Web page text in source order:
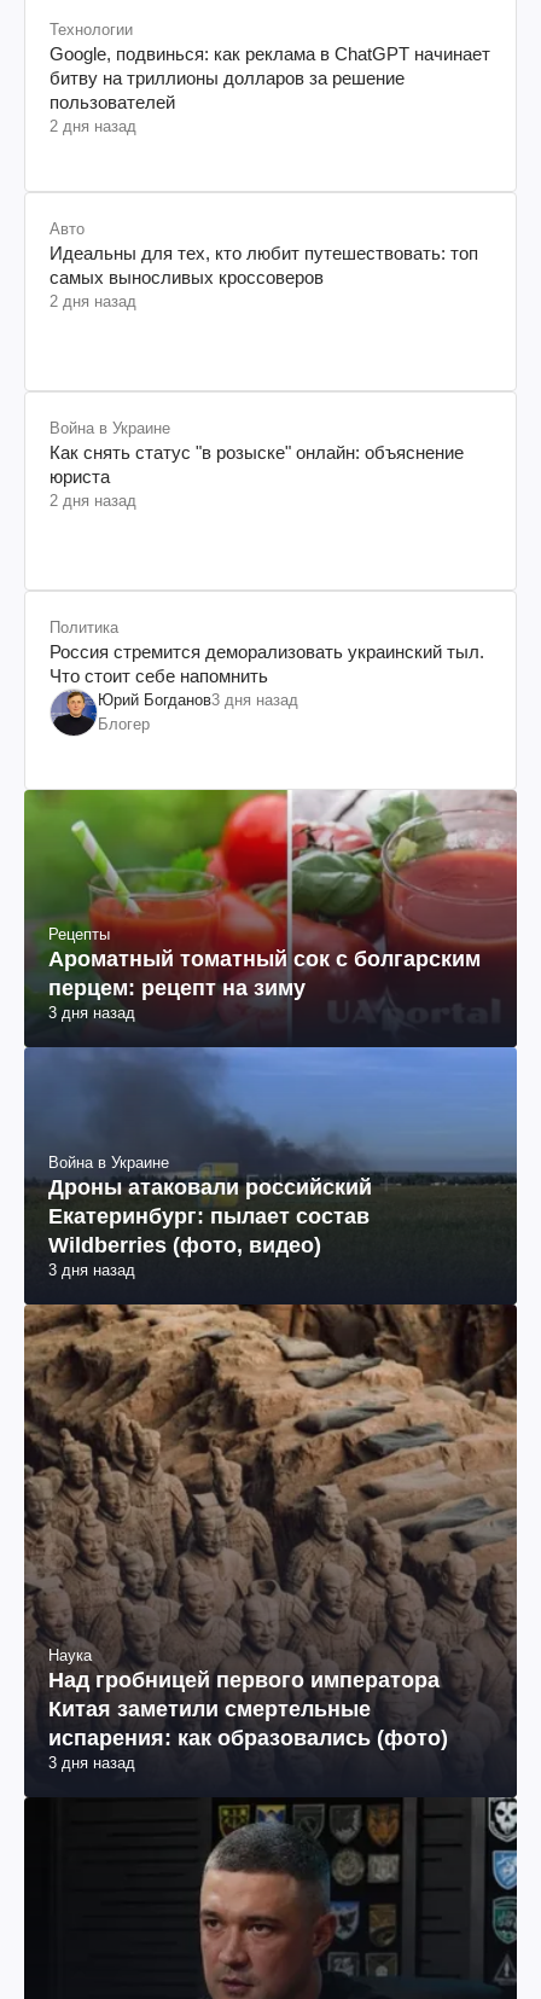
Технологии
Google, подвинься: как реклама в ChatGPT начинает
битву на триллионы долларов за решение
пользователей
2 дня назад
Авто
Идеальны для тех, кто любит путешествовать: топ
самых выносливых кроссоверов
2 дня назад
Война в Украине
Как снять статус "в розыске" онлайн: объяснение
юриста
2 дня назад
Политика
Россия стремится деморализовать украинский тыл.
Что стоит себе напомнить
Юрий Богданов3 дня назад
Блогер
Рецепты
Ароматный томатный сок с болгарским
перцем: рецепт на зиму
3 дня назад
Война в Украине
Дроны атаковали российский
Екатеринбург: пылает состав
Wildberries (фото, видео)
3 дня назад
Наука
Над гробницей первого императора
Китая заметили смертельные
испарения: как образовались (фото)
3 дня назад